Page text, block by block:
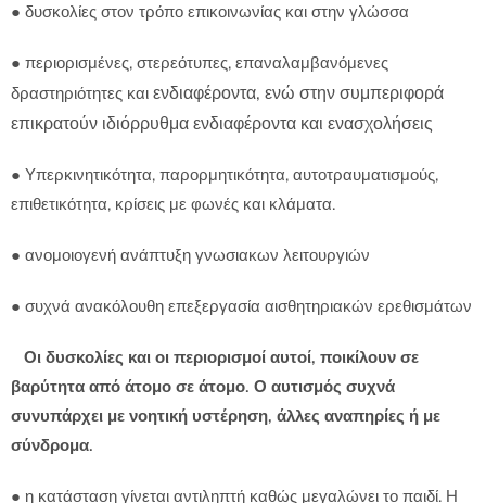
● δυσκολίες στον τρόπο επικοινωνίας και στην γλώσσα
● περιορισμένες, στερεότυπες, επαναλαμβανόμενες
δραστηριότητες και ενδιαφέροντα, ενώ στην συμπεριφορά
επικρατούν ιδιόρρυθμα ενδιαφέροντα και ενασχολήσεις
● Υπερκινητικότητα, παρορμητικότητα, αυτοτραυματισμούς,
επιθετικότητα, κρίσεις με φωνές και κλάματα.
● ανομοιογενή ανάπτυξη γνωσιακων λειτουργιών
● συχνά ανακόλουθη επεξεργασία αισθητηριακών ερεθισμάτων
Οι δυσκολίες και οι περιορισμοί αυτοί, ποικίλουν σε
βαρύτητα από άτομο σε άτομο. Ο αυτισμός συχνά
συνυπάρχει με νοητική υστέρηση, άλλες αναπηρίες ή με
σύνδρομα.
● η κατάσταση γίνεται αντιληπτή καθώς μεγαλώνει το παιδί. Η